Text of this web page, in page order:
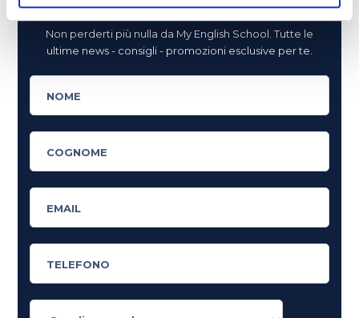
Non perderti più nulla da My English School. Tutte le
ultime news - consigli - promozioni esclusive per te.